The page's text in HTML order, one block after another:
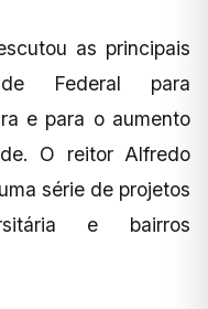
as principais
Federal para
e para o aumento
O reitor Alfredo
série de projetos
e bairros